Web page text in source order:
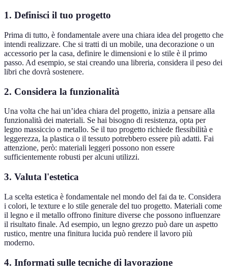
1. Definisci il tuo progetto
Prima di tutto, è fondamentale avere una chiara idea del progetto che
intendi realizzare. Che si tratti di un mobile, una decorazione o un
accessorio per la casa, definire le dimensioni e lo stile è il primo
passo. Ad esempio, se stai creando una libreria, considera il peso dei
libri che dovrà sostenere.
2. Considera la funzionalità
Una volta che hai un’idea chiara del progetto, inizia a pensare alla
funzionalità dei materiali. Se hai bisogno di resistenza, opta per
legno massiccio o metallo. Se il tuo progetto richiede flessibilità e
leggerezza, la plastica o il tessuto potrebbero essere più adatti. Fai
attenzione, però: materiali leggeri possono non essere
sufficientemente robusti per alcuni utilizzi.
3. Valuta l'estetica
La scelta estetica è fondamentale nel mondo del fai da te. Considera
i colori, le texture e lo stile generale del tuo progetto. Materiali come
il legno e il metallo offrono finiture diverse che possono influenzare
il risultato finale. Ad esempio, un legno grezzo può dare un aspetto
rustico, mentre una finitura lucida può rendere il lavoro più
moderno.
4. Informati sulle tecniche di lavorazione